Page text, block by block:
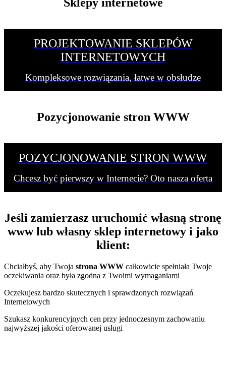
Sklepy internetowe
PROJEKTOWANIE SKLEPÓW
INTERNETOWYCH
Kompleksowe rozwiązania, łatwe w obsłudze
Pozycjonowanie stron WWW
POZYCJONOWANIE STRON WWW
Chcesz być pierwszy w Internecie? Oto nasza oferta
Jeśli zamierzasz uruchomić własną stronę
wwwlub własny sklep internetowy i jako
klient:
Chciałbyś, aby Twoja strona WWW całkowicie spełniała Twoje
oczekiwania oraz była zgodna z Twoimi wymaganiami
Oczekujesz bardzo skutecznych i sprawdzonych rozwiązań
Internetowych
Szukasz konkurencyjnych cen przy jednoczesnym zachowaniu
najwyższej jakości oferowanej usługi